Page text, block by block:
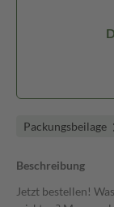
Packungsbeilage
Beschreibung
Jetzt bestellen!